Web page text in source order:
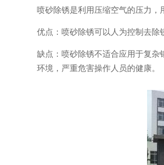
喷砂除锈是利用压缩空气的压力，
优点：喷砂除锈可以人为控制去除
缺点：喷砂除锈不适合应用于复
环境，严重危害操作人员的健康。